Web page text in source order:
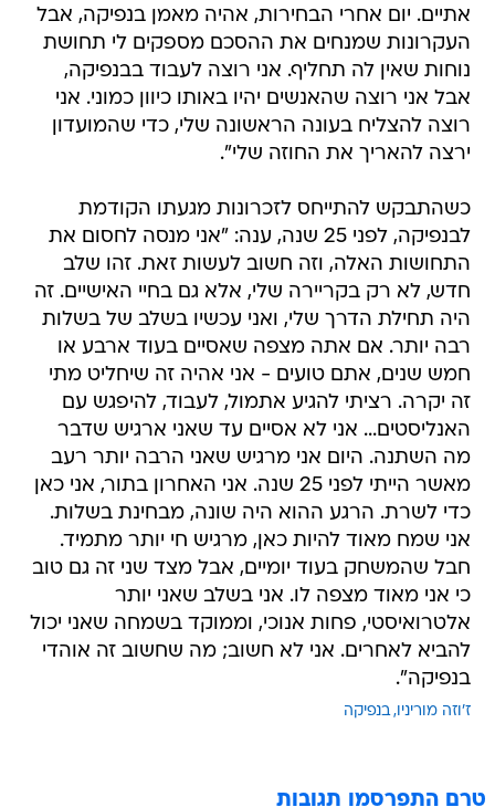
נוחות שאין לה תחליף. אני רוצה לעבוד בבנפיקה,
אבל אני רוצה שהאנשים יהיו באותו כיוון כמוני. אני
רוצה להצליח בעונה הראשונה שלי, כדי שהמועדון
ירצה להאריך את החוזה שלי".
כשהתבקש להתייחס לזכרונות מגעתו הקודמת
התחושות האלה, וזה חשוב לעשות זאת. זהו שלב
חדש, לא רק בקריירה שלי, אלא גם בחיי האישיים. זה
היה תחילת הדרך שלי, ואני עכשיו בשלב של בשלות
רבה יותר. אם אתה מצפה שאסיים בעוד ארבע או
חמש שנים, אתם טועים - אני אהיה זה שיחליט מתי
זה יקרה. רציתי להגיע אתמול, לעבוד, להיפגש עם
האנליסטים... אני לא אסיים עד שאני ארגיש שדבר
מה השתנה. היום אני מרגיש שאני הרבה יותר רעב
מאשר הייתי לפני 25 שנה. אני האחרון בתור, אני כאן
כדי לשרת. הרגע ההוא היה שונה, מבחינת בשלות.
אני שמח מאוד להיות כאן, מרגיש חי יותר מתמיד.
חבל שהמשחק בעוד יומיים, אבל מצד שני זה גם טוב
כי אני מאוד מצפה לו. אני בשלב שאני יותר
אלטרואיסטי, פחות אנוכי, וממוקד בשמחה שאני יכול
להביא לאחרים. אני לא חשוב; מה שחשוב זה אוהדי
בנפיקה".
ז'וזה מוריניו בנפיקה